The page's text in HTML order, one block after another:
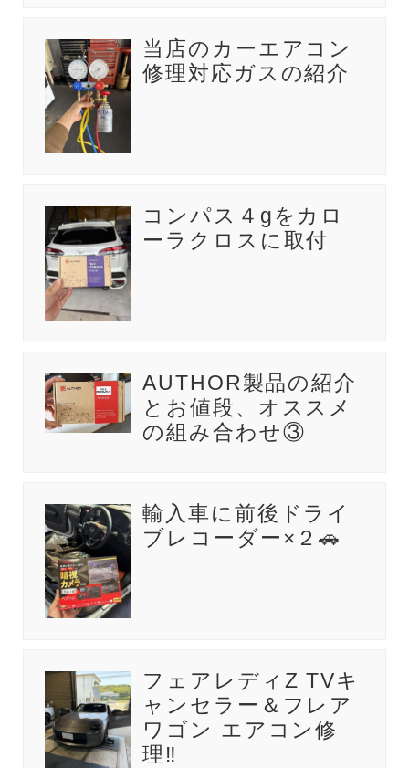
当店のカーエアコン
修理対応ガスの紹介
コンパス４gをカロ
ーラクロスに取付
AUTHOR製品の紹介
とお値段、オススメ
の組み合わせ③
輸入車に前後ドライ
ブレコーダー×２🚗
フェアレディZ TVキ
ャンセラー＆フレア
ワゴン エアコン修
理‼️